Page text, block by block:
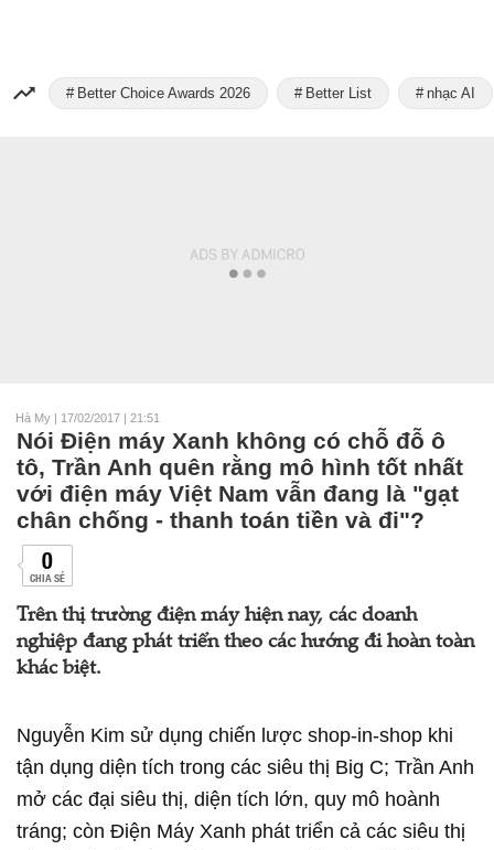
Better Choice Awards 2026 Better List nhạc AI
Hà My | 17/02/2017 | 21:51
Nói Điện máy Xanh không có chỗ đỗ ô
tô, Trần Anh quên rằng mô hình tốt nhất
với điện máy Việt Nam vẫn đang là "gạt
chân chống - thanh toán tiền và đi"?
0
CHIA SẺ
Trên thị trường điện máy hiện nay, các doanh
nghiệp đang phát triển theo các hướng đi hoàn toàn
khác biệt.
Nguyễn Kim sử dụng chiến lược shop-in-shop khi
tận dụng diện tích trong các siêu thị Big C; Trần Anh
mở các đại siêu thị, diện tích lớn, quy mô hoành
tráng; còn Điện Máy Xanh phát triển cả các siêu thị